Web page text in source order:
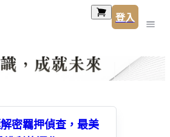
登入
密羈押偵查，最美